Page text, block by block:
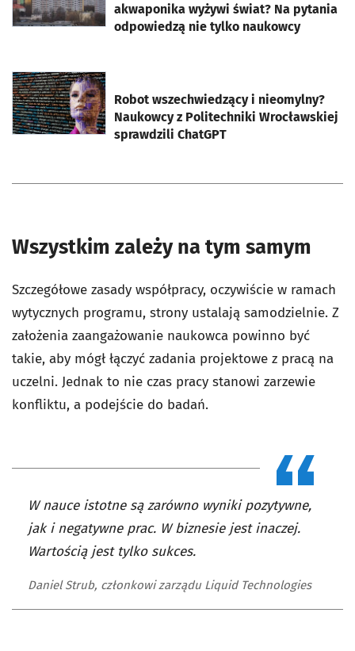
akwaponika wyżywi świat? Na pytania
odpowiedzą nie tylko naukowcy
Robot wszechwiedzący i nieomylny?
Naukowcy z Politechniki Wrocławskiej
sprawdzili ChatGPT
otworzy się w nowej karcie
Wszystkim zależy na tym samym
Szczegółowe zasady współpracy, oczywiście w ramach
wytycznych programu, strony ustalają samodzielnie. Z
założenia zaangażowanie naukowca powinno być
takie, aby mógł łączyć zadania projektowe z pracą na
uczelni. Jednak to nie czas pracy stanowi zarzewie
konfliktu, a podejście do badań.
W nauce istotne są zarówno wyniki pozytywne,
jak i negatywne prac. W biznesie jest inaczej.
Wartością jest tylko sukces.
Daniel Strub, członkowi zarządu Liquid Technologies